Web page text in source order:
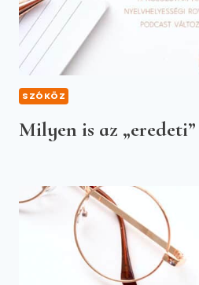
SZÓKÖZ
Milyen is az